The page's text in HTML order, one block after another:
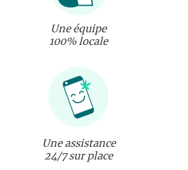
Une équipe
100% locale
Une assistance
24/7 sur place